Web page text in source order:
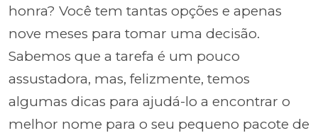
honra? Você tem tantas opções e apenas
nove meses para tomar uma decisão.
Sabemos que a tarefa é um pouco
assustadora, mas, felizmente, temos
algumas dicas para ajudá-lo a encontrar o
melhor nome para o seu pequeno pacote de